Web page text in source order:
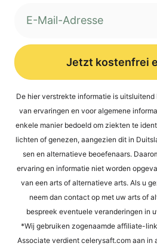
Jetzt kostenfrei
De hier ver­st­rek­te infor­ma­tie is
van erva­rin­gen en voor alge­mene
enke­le manier bed­oeld om ziek­ten te
lich­ten of gene­zen, aan­ge­zi­en dit in
sen en alter­na­tie­ve beoefen­aars.
erva­ring en infor­ma­tie niet wor­den
van een arts of alter­na­tie­ve arts. Als u
neem dan cont­act op met uw arts of
bespreek even­tue­le ver­an­de­rin­gen in
*Wij gebrui­ken zogen­aam­de affi­lia­te-
Asso­cia­te ver­dient cele​ry​saft​.com aan